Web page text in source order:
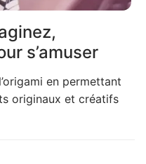
s’amuser
en permettant
originaux et créatifs